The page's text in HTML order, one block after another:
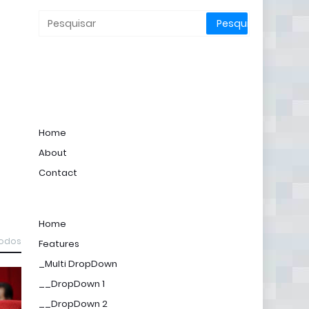
Home
About
Contact
Home
Features
_Multi DropDown
__DropDown 1
__DropDown 2